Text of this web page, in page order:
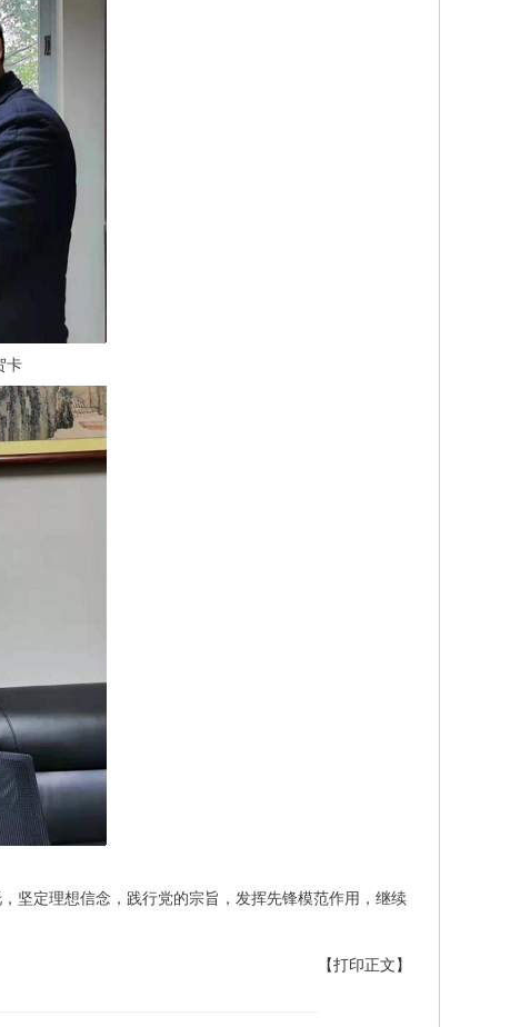
卡
坚定理想信念，践行党的宗旨，发挥先锋模范作用，继续
【打印正文】